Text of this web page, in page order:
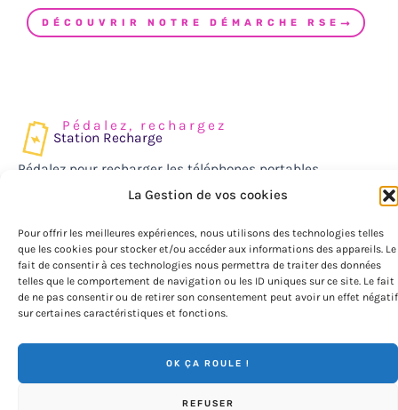
La Gestion de vos cookies
Pour offrir les meilleures expériences, nous utilisons des technologies telles
que les cookies pour stocker et/ou accéder aux informations des appareils. Le
fait de consentir à ces technologies nous permettra de traiter des données
telles que le comportement de navigation ou les ID uniques sur ce site. Le fait
de ne pas consentir ou de retirer son consentement peut avoir un effet négatif
sur certaines caractéristiques et fonctions.
OK ÇA ROULE !
REFUSER
DÉCOUVRIR NOTRE DÉMARCHE RSE
Pédalez, rechargez
Station Recharge
Pédalez pour recharger les téléphones portables,
tablettes et tout appareils pouvant être rechargés via
Cette activité permet de sensibiliser à la consommation
d’énergie et promouvoir des idées de mobilité urbaine.
Personnalisable de la tablette à la